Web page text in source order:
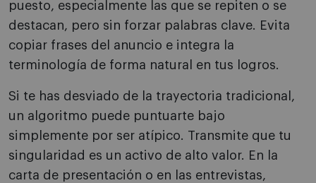
puesto, especialmente las que se repiten o se
destacan, pero sin forzar palabras clave. Evita
copiar frases del anuncio e integra la
terminología de forma natural en tus logros.
Si te has desviado de la trayectoria tradicional,
un algoritmo puede puntuarte bajo
simplemente por ser atípico. Transmite que tu
singularidad es un activo de alto valor. En la
carta de presentación o en las entrevistas,